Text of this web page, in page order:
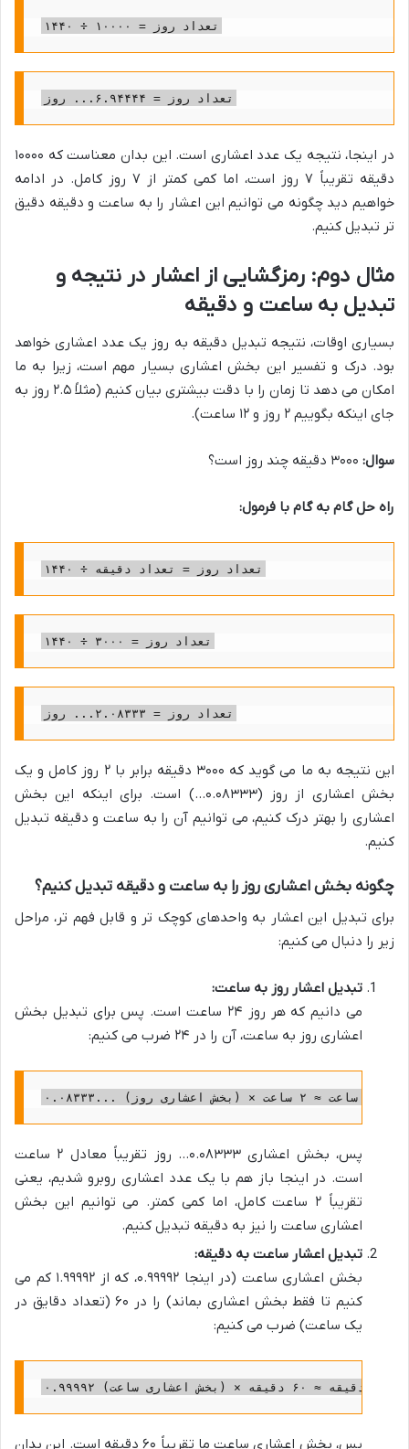
تعداد روز = ۱۰۰۰۰ ÷ ۱۴۴۰
تعداد روز = ۶.۹۴۴۴۴... روز
در اینجا، نتیجه یک عدد اعشاری است. این بدان معناست که ۱۰۰۰۰
دقیقه تقریباً ۷ روز است، اما کمی کمتر از ۷ روز کامل. در ادامه
خواهیم دید چگونه می توانیم این اعشار را به ساعت و دقیقه دقیق
تر تبدیل کنیم.
مثال دوم: رمزگشایی از اعشار در نتیجه و
تبدیل به ساعت و دقیقه
بسیاری اوقات، نتیجه تبدیل دقیقه به روز یک عدد اعشاری خواهد
بود. درک و تفسیر این بخش اعشاری بسیار مهم است، زیرا به ما
امکان می دهد تا زمان را با دقت بیشتری بیان کنیم (مثلاً ۲.۵ روز به
جای اینکه بگوییم ۲ روز و ۱۲ ساعت).
سوال:
راه حل گام به گام با فرمول:
تعداد روز = تعداد دقیقه ÷ ۱۴۴۰
تعداد روز = ۳۰۰۰ ÷ ۱۴۴۰
تعداد روز = ۲.۰۸۳۳۳... روز
این نتیجه به ما می گوید که ۳۰۰۰ دقیقه برابر با ۲ روز کامل و یک
بخش اعشاری از روز (۰.۰۸۳۳۳…) است. برای اینکه این بخش
اعشاری را بهتر درک کنیم، می توانیم آن را به ساعت و دقیقه تبدیل
کنیم.
چگونه بخش اعشاری روز را به ساعت و دقیقه تبدیل کنیم؟
برای تبدیل این اعشار به واحدهای کوچک تر و قابل فهم تر، مراحل
زیر را دنبال می کنیم:
تبدیل اعشار روز به ساعت:
می دانیم که هر روز ۲۴ ساعت است. پس برای تبدیل بخش
اعشاری روز به ساعت، آن را در ۲۴ ضرب می کنیم:
پس، بخش اعشاری ۰.۰۸۳۳۳… روز تقریباً معادل ۲ ساعت
است. در اینجا باز هم با یک عدد اعشاری روبرو شدیم، یعنی
تقریباً ۲ ساعت کامل، اما کمی کمتر. می توانیم این بخش
اعشاری ساعت را نیز به دقیقه تبدیل کنیم.
تبدیل اعشار ساعت به دقیقه:
بخش اعشاری ساعت (در اینجا ۰.۹۹۹۹۲، که از ۱.۹۹۹۹۲ کم می
کنیم تا فقط بخش اعشاری بماند) را در ۶۰ (تعداد دقایق در
یک ساعت) ضرب می کنیم:
پس، بخش اعشاری ساعت ما تقریباً ۶۰ دقیقه است. این بدان